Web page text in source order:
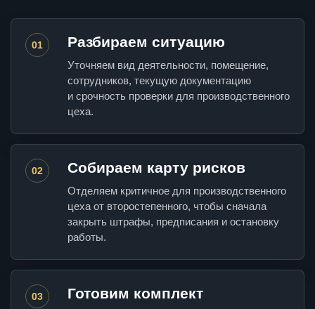
01 Разбираем ситуацию
Уточняем вид деятельности, помещение,
сотрудников, текущую документацию
и срочность проверки для производственного
цеха.
02 Собираем карту рисков
Отделяем критичное для производственного
цеха от второстепенного, чтобы сначала
закрыть штрафы, предписания и остановку
работы.
03 Готовим комплект